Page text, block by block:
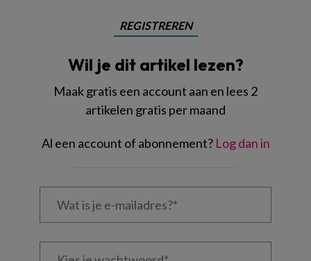
REGISTREREN
Wil je dit artikel lezen?
Maak gratis een account aan en lees 2
artikelen gratis per maand
Al een account of abonnement? Log dan in
Wat
Kies